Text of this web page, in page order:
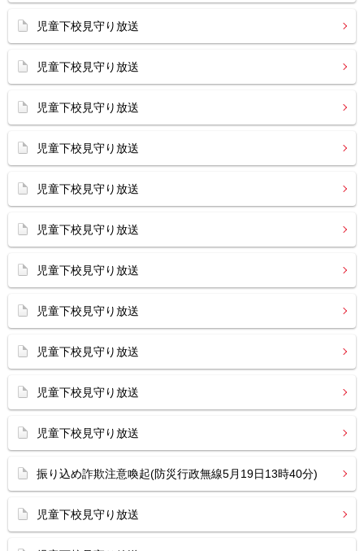
児童下校見守り放送
児童下校見守り放送
児童下校見守り放送
児童下校見守り放送
児童下校見守り放送
児童下校見守り放送
児童下校見守り放送
児童下校見守り放送
児童下校見守り放送
児童下校見守り放送
児童下校見守り放送
振り込め詐欺注意喚起(防災行政無線5月19日13時40分)
児童下校見守り放送